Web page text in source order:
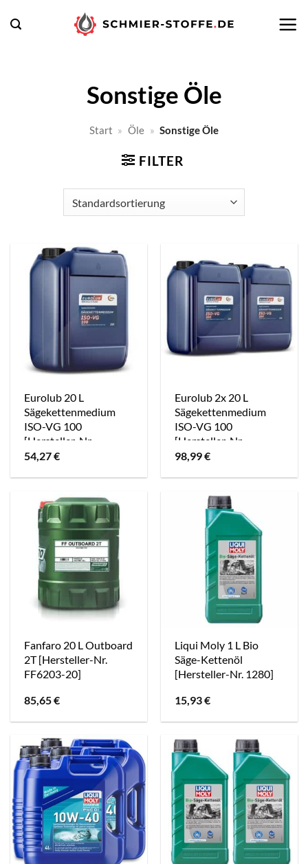
Inhalt
Sonstige Öle
Start » Öle » Sonstige Öle
FILTER
Eurolub 20 L
Sägekettenmedium
ISO-VG 100
[Hersteller-Nr.
538020]
54,27€
Eurolub 2x 20 L
Sägekettenmedium
ISO-VG 100
[Hersteller-Nr.
538020]
98,99€
Fanfaro 20 L Outboard
2T [Hersteller-Nr.
FF6203-20]
85,65€
Liqui Moly 1 L Bio
Säge-Kettenöl
[Hersteller-Nr. 1280]
15,93€